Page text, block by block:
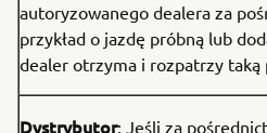
autoryzowanego dealera za
przykład o jazdę próbną lub
dealer otrzyma i rozpatrzy taką
Dystrybutor: Jeśli za